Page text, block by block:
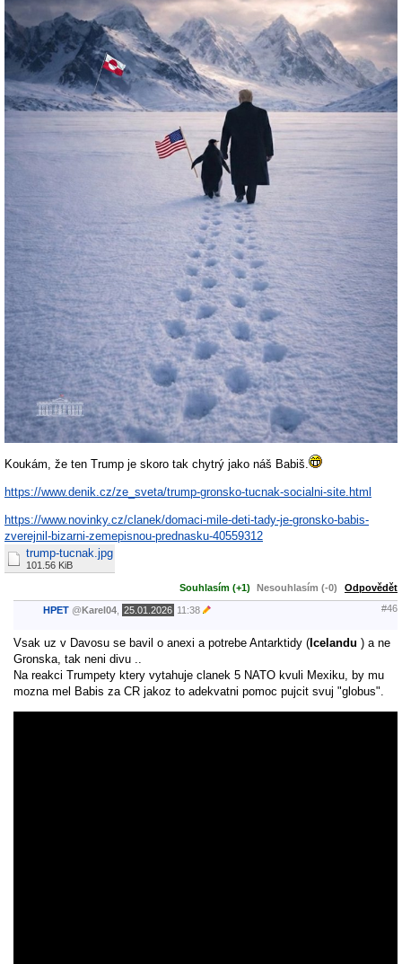
Koukám, že ten Trump je skoro tak chytrý jako náš Babiš.
https://www.denik.cz/ze_sveta/trump-gronsko-tucnak-socialni-site.html
https://www.novinky.cz/clanek/domaci-mile-deti-tady-je-gronsko-babis-
zverejnil-bizarni-zemepisnou-prednasku-40559312
trump-tucnak.jpg
101.56 KiB
Souhlasím (+1) Nesouhlasím (-0) Odpovědět
HPET @Karel04 25.01.2026 11:38 #46
Vsak uz v Davosu se bavil o anexi a potrebe Antarktidy ( Icelandu ) a ne
Gronska, tak neni divu ..
Na reakci Trumpety ktery vytahuje clanek 5 NATO kvuli Mexiku, by mu
mozna mel Babis za CR jakoz to adekvatni pomoc pujcit svuj "globus".